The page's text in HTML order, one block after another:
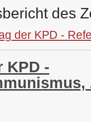
des
der KPD -
KPD -